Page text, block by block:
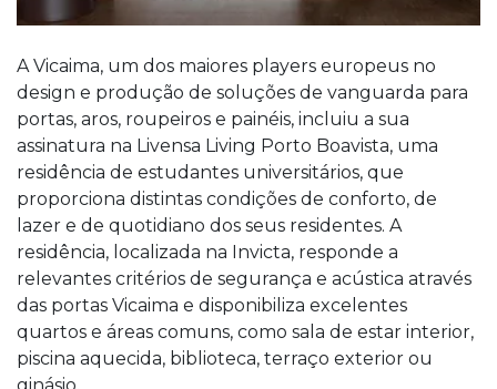
A Vicaima, um dos maiores players europeus no
design e produção de soluções de vanguarda para
portas, aros, roupeiros e painéis, incluiu a sua
assinatura na Livensa Living Porto Boavista, uma
residência de estudantes universitários, que
proporciona distintas condições de conforto, de
lazer e de quotidiano dos seus residentes. A
residência, localizada na Invicta, responde a
relevantes critérios de segurança e acústica através
das portas Vicaima e disponibiliza excelentes
quartos e áreas comuns, como sala de estar interior,
piscina aquecida, biblioteca, terraço exterior ou